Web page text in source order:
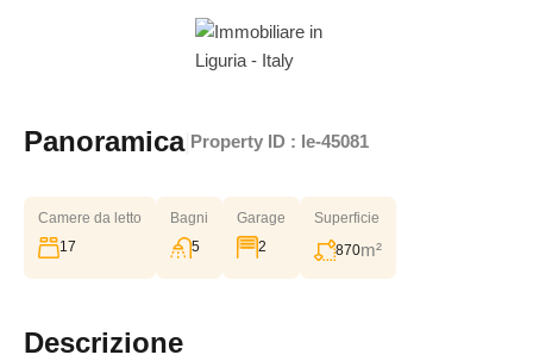
Panoramica Property ID : le-45081
Camere da letto
17
Bagni
5
Garage
2
Superficie
870m²
Descrizione